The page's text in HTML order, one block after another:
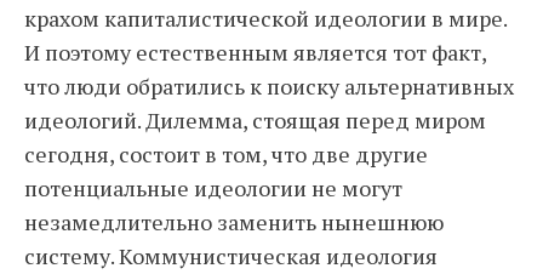
крахом капиталистической идеологии в мире.
И поэтому естественным является тот факт,
что люди обратились к поиску альтернативных
идеологий. Дилемма, стоящая перед миром
сегодня, состоит в том, что две другие
потенциальные идеологии не могут
незамедлительно заменить нынешнюю
систему. Коммунистическая идеология